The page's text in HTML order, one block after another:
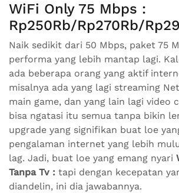
WiFi Only 75 Mbps :
Rp250Rb/Rp270Rb/
Naik sedikit dari 50 Mbps, paket 75
performa yang lebih mantap lagi.
ada beberapa orang yang aktif
misalnya ada yang lagi streaming
main game, dan yang lain lagi video
bisa ngatasi itu semua tanpa bikin
upgrade yang signifikan buat loe
pengalaman internet yang lebih
lag. Jadi, buat loe yang emang nyari
Tanpa Tv : tapi dengan kecepatan
diandelin, ini dia jawabannya.